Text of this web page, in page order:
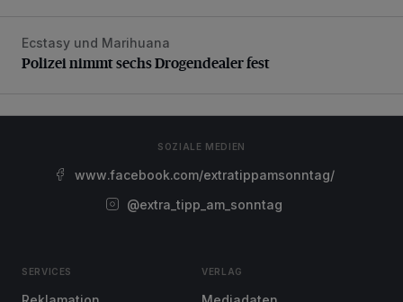
Polizei nimmt sechs Drogendealer fest
Ecstasy und Marihuana
Polizei nimmt sechs Drogendealer fest
SOZIALE MEDIEN
www.facebook.com/extratippamsonntag/
@extra_tipp_am_sonntag
SERVICES VERLAG